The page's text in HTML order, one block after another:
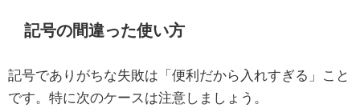
記号の間違った使い方
記号でありがちな失敗は「便利だから入れすぎる」こと
です。特に次のケースは注意しましょう。